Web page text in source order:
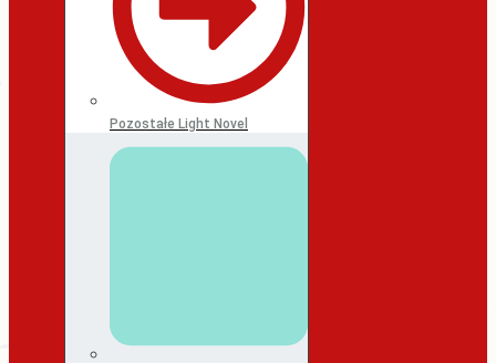
Pozostałe Light Novel